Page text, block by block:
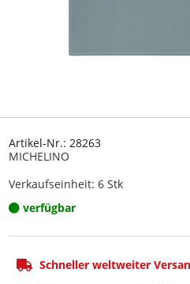
Artikel-Nr.: 28263
MICHELINO
Verkaufseinheit: 6 Stk
verfügbar
Schneller weltweiter